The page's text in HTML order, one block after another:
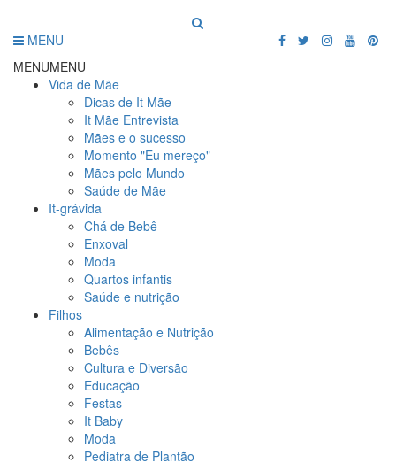
MENU
MENUMENU
Vida de Mãe
Dicas de It Mãe
It Mãe Entrevista
Mães e o sucesso
Momento "Eu mereço"
Mães pelo Mundo
Saúde de Mãe
It-grávida
Chá de Bebê
Enxoval
Moda
Quartos infantis
Saúde e nutrição
Filhos
Alimentação e Nutrição
Bebês
Cultura e Diversão
Educação
Festas
It Baby
Moda
Pediatra de Plantão